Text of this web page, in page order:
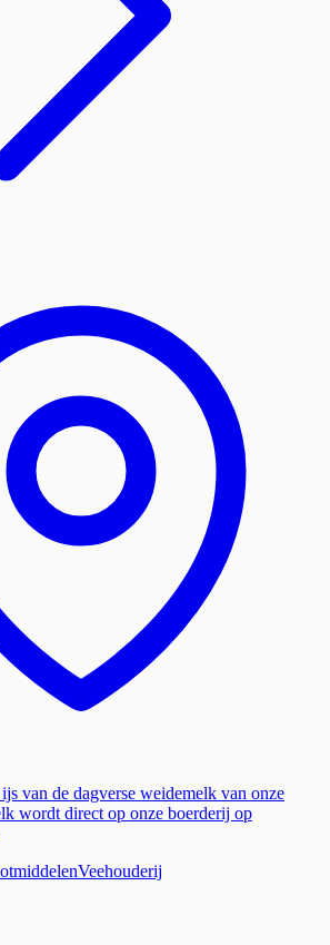
van de dagverse weidemelk van onze
wordt direct op onze boerderij op
Veehouderij